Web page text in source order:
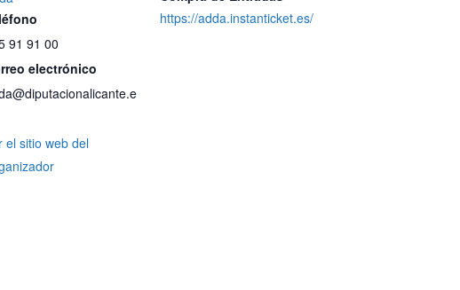
91 91 00
electrónico
el sitio web del
https://adda.instanticket.es/